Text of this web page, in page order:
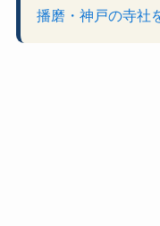
播磨・神戸の寺社